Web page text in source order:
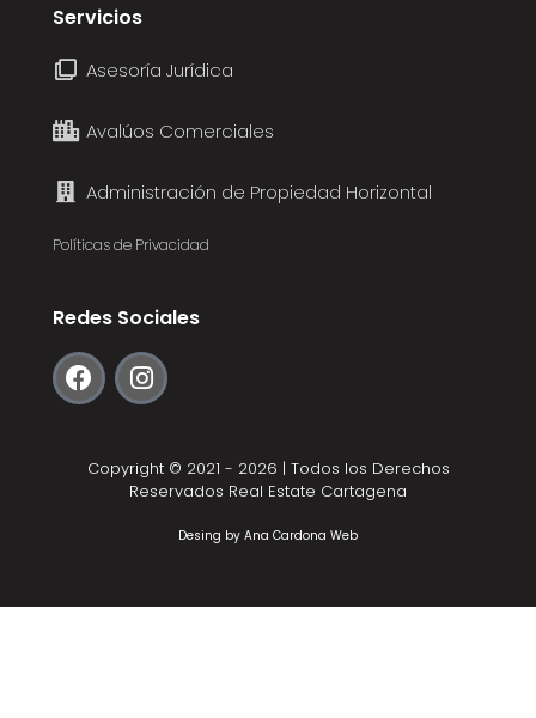
Servicios
Asesoría Jurídica
Avalúos Comerciales
Administración de Propiedad Horizontal
Políticas de Privacidad
Redes Sociales
Copyright © 2021 - 2026 | Todos los Derechos
Reservados Real Estate Cartagena
Desing by Ana Cardona Web